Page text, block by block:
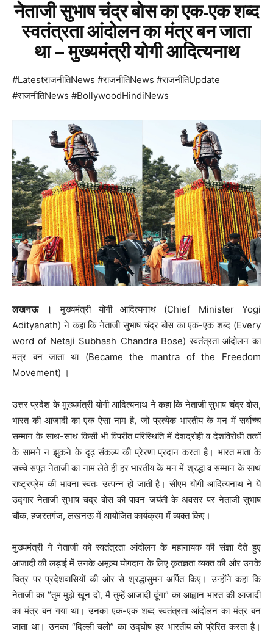
नेताजी सुभाष चंद्र बोस का एक-एक शब्द
स्वतंत्रता आंदोलन का मंत्र बन जाता
था – मुख्यमंत्री योगी आदित्यनाथ
#LatestराजनीतिNews #राजनीतिNews #राजनीतिUpdate
#राजनीतिNews #BollywoodHindiNews
लखनऊ ।
मुख्यमंत्री योगी आदित्यनाथ (Chief Minister Yogi
Adityanath) ने कहा कि नेताजी सुभाष चंद्र बोस का एक-एक शब्द (Every
word of Netaji Subhash Chandra Bose) स्वतंत्रता आंदोलन का
मंत्र बन जाता था (Became the mantra of the Freedom
Movement) ।
उत्तर प्रदेश के मुख्यमंत्री योगी आदित्यनाथ ने कहा कि नेताजी सुभाष चंद्र बोस,
भारत की आजादी का एक ऐसा नाम है, जो प्रत्येक भारतीय के मन में सर्वोच्च
सम्मान के साथ-साथ किसी भी विपरीत परिस्थिति में देशद्रोही व देशविरोधी तत्वों
के सामने न झुकने के दृढ़ संकल्प की प्रेरणा प्रदान करता है। भारत माता के
सच्चे सपूत नेताजी का नाम लेते ही हर भारतीय के मन में श्रद्धा व सम्मान के साथ
राष्ट्रप्रेम की भावना स्वतः उत्पन्न हो जाती है। सीएम योगी आदित्यनाथ ने ये
उद्गार नेताजी सुभाष चंद्र बोस की पावन जयंती के अवसर पर नेताजी सुभाष
चौक, हजरतगंज, लखनऊ में आयोजित कार्यक्रम में व्यक्त किए।
मुख्यमंत्री ने नेताजी को स्वतंत्रता आंदोलन के महानायक की संज्ञा देते हुए
आजादी की लड़ाई में उनके अमूल्य योगदान के लिए कृतज्ञता व्यक्त की और उनके
चित्र पर प्रदेशवासियों की ओर से श्रद्धासुमन अर्पित किए। उन्होंने कहा कि
नेताजी का “तुम मुझे खून दो, मैं तुम्हें आजादी दूंगा” का आह्वान भारत की आजादी
का मंत्र बन गया था। उनका एक-एक शब्द स्वतंत्रता आंदोलन का मंत्र बन
जाता था। उनका “दिल्ली चलो” का उद्घोष हर भारतीय को प्रेरित करता है।